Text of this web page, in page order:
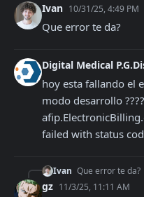
Ivan 10/31/25, 4:49 PM
Que error te da?
Digital Medical
hoy esta fallando el
modo desarrollo
failed with status
Ivan Que error te da?
gz 11/3/25, 11:11 AM